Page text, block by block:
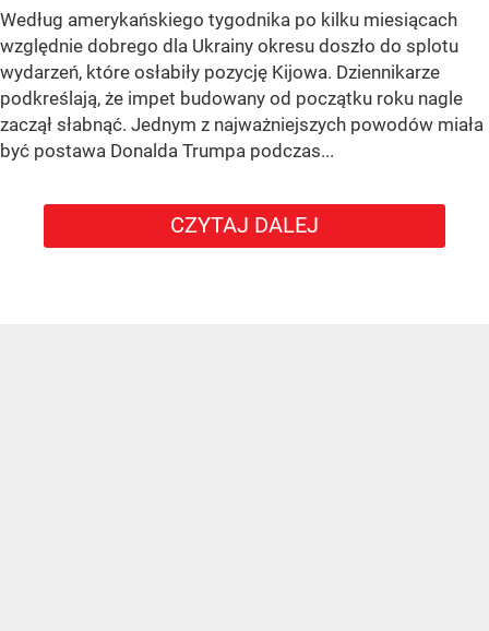
Według amerykańskiego tygodnika po kilku miesiącach
względnie dobrego dla Ukrainy okresu doszło do splotu
wydarzeń, które osłabiły pozycję Kijowa. Dziennikarze
podkreślają, że impet budowany od początku roku nagle
zaczął słabnąć. Jednym z najważniejszych powodów miała
być postawa Donalda Trumpa podczas...
CZYTAJ DALEJ